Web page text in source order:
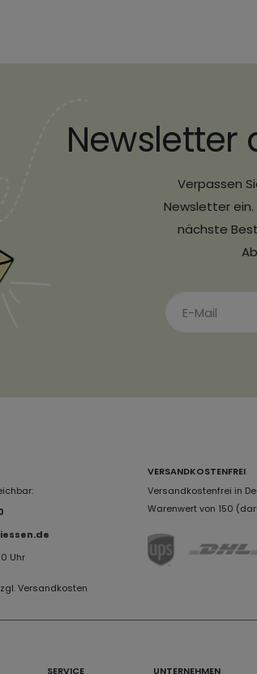
Verpassen
Newsletter
nächste
Uhr
Versandkosten
VERSANDKOSTENFREI
Versandkostenfrei in
Warenwert von 150
SERVICE UNTERNEHMEN